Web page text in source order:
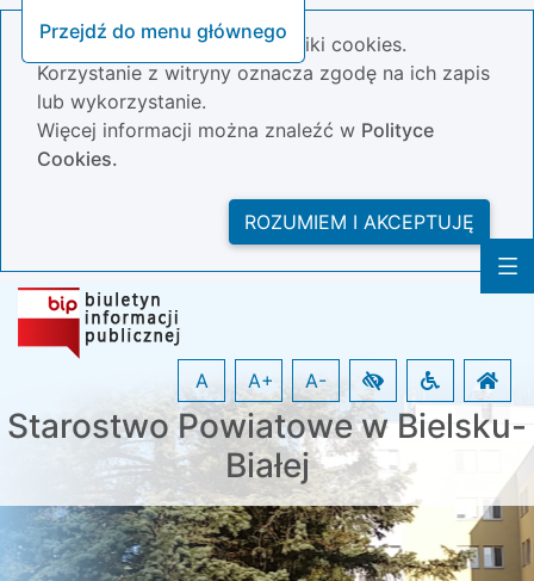
Przejdź do menu głównego
Nasza strona wykorzystuje pliki cookies.
Korzystanie z witryny oznacza zgodę na ich zapis
lub wykorzystanie.
Więcej informacji można znaleźć w Polityce
Cookies.
ROZUMIEM I AKCEPTUJĘ
Starostwo Powiatowe w Bielsku-
Białej
A A+ A-